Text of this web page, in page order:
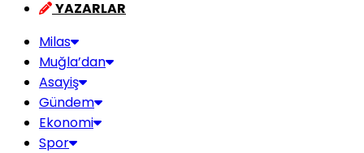
YAZARLAR
Milas
Muğla’dan
Asayiş
Gündem
Ekonomi
Spor